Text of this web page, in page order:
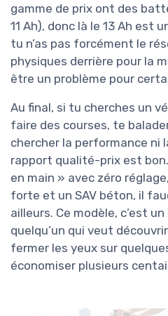
gamme de prix ont des
11 Ah), donc là le 13 Ah est
tu n’as pas forcément le
physiques derrière pour la
être un problème pour
Au final, si tu cherches un
faire des courses, te
chercher la performance ni
rapport qualité-prix est
en main » avec zéro
forte et un SAV béton, il
ailleurs. Ce modèle, c’est
quelqu’un qui veut
fermer les yeux sur
économiser plusieurs